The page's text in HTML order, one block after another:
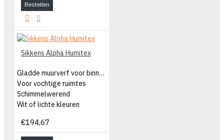
Bestellen
Sikkens Alpha Humitex
Gladde muurverf voor binnen
Voor vochtige ruimtes
Schimmelwerend
Wit of lichte kleuren
€194,67